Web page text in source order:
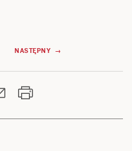
NASTĘPNY →